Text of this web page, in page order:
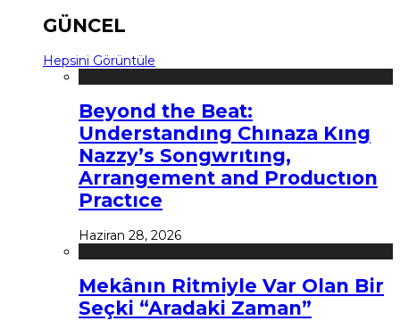
GÜNCEL
Hepsini Görüntüle
Beyond the Beat:
Understandıng Chınaza Kıng
Nazzy’s Songwrıtıng,
Arrangement and Productıon
Practıce
Haziran 28, 2026
Mekânın Ritmiyle Var Olan Bir
Seçki “Aradaki Zaman”